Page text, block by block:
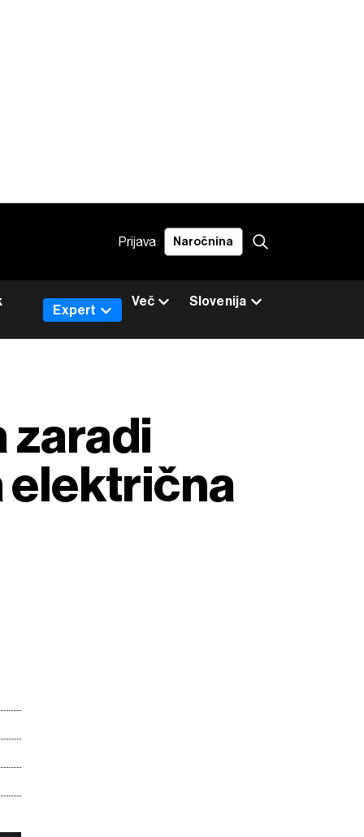
Prijava Naročnina
Slovenija
Expert
Več
zaradi
električna